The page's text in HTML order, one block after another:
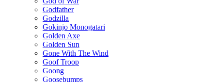
Godfather
Godzilla
Gokinjo Monogatari
Golden Axe
Golden Sun
Gone With The Wind
Goof Troop
Goong
Goosebumps